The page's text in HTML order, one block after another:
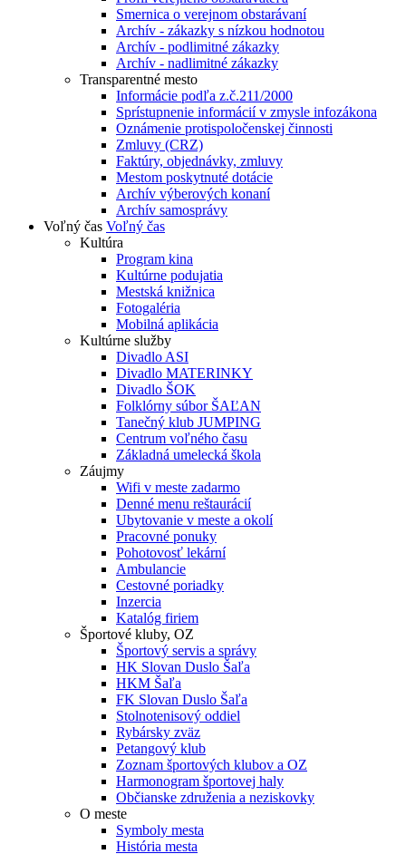
Smernica o verejnom obstarávaní
Archív - zákazky s nízkou hodnotou
Archív - podlimitné zákazky
Archív - nadlimitné zákazky
Transparentné mesto
Informácie podľa z.č.211/2000
Sprístupnenie informácií v zmysle infozákona
Oznámenie protispoločenskej činnosti
Zmluvy (CRZ)
Faktúry, objednávky, zmluvy
Mestom poskytnuté dotácie
Archív výberových konaní
Archív samosprávy
Voľný čas Voľný čas
Kultúra
Program kina
Kultúrne podujatia
Mestská knižnica
Fotogaléria
Mobilná aplikácia
Kultúrne služby
Divadlo ASI
Divadlo MATERINKY
Divadlo ŠOK
Folklórny súbor ŠAĽAN
Tanečný klub JUMPING
Centrum voľného času
Základná umelecká škola
Záujmy
Wifi v meste zadarmo
Denné menu reštaurácií
Ubytovanie v meste a okolí
Pracovné ponuky
Pohotovosť lekární
Ambulancie
Cestovné poriadky
Inzercia
Katalóg firiem
Športové kluby, OZ
Športový servis a správy
HK Slovan Duslo Šaľa
HKM Šaľa
FK Slovan Duslo Šaľa
Stolnotenisový oddiel
Rybársky zväz
Petangový klub
Zoznam športových klubov a OZ
Harmonogram športovej haly
Občianske združenia a neziskovky
O meste
Symboly mesta
História mesta